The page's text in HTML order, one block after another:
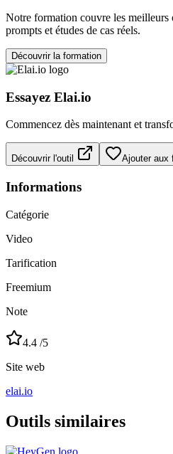
Notre formation couvre les
prompts et études de cas réels.
Découvrir la formation
Essayez Elai.io
Commencez dès maintenant et
Découvrir l'outil Ajouter aux
Informations
Catégorie
Video
Tarification
Freemium
Note
4.4 /5
Site web
elai.io
Outils similaires